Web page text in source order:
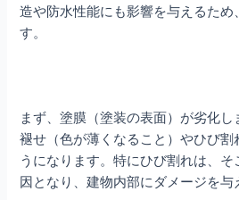
造や防水性能にも影響を与えるた
す。
まず、塗膜（塗装の表面）が劣化
褪せ（色が薄くなること）やひび割
うになります。特にひび割れは、
因となり、建物内部にダメージを与